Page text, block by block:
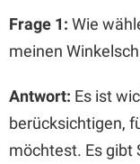
Frage 1: Wie
meinen
Antwort: Es ist
berücksichtigen,
möchtest. Es gibt